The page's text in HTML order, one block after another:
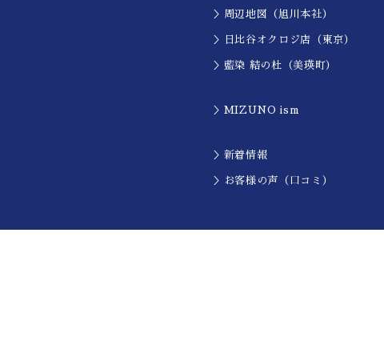
＞周辺地図（旭川本社）
＞日比谷オクロジ店（東京）
＞藍染 結の杜（美瑛町）
＞MIZUNO ism
＞新着情報
＞お客様の声（口コミ）